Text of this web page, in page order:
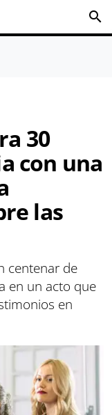
search
30
con una
las
centenar de
en un acto que
en